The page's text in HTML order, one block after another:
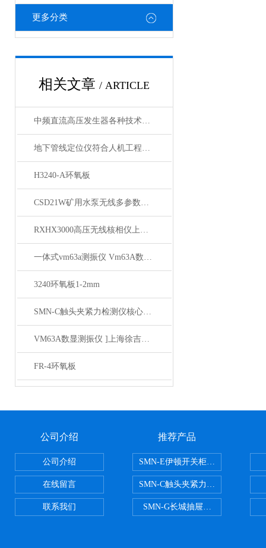
更多分类
相关文章 / ARTICLE
中频直流高压发生器各种技术指标均优于行业标准
地下管线定位仪符合人机工程学原理的设计
H3240-A环氧板
CSD21W矿用水泵无线多参数测试仪
RXHX3000高压无线核相仪上海徐吉电气
一体式vm63a测振仪 Vm63A数显振动仪 上海徐吉推荐
3240环氧板1-2mm
SMN-C触头夹紧力检测仪核心技术优势与性能特点
VM63A数显测振仪 ]上海徐吉电气
FR-4环氧板
公司介绍
公司介绍
在线留言
联系我们
推荐产品
SMN-E伊顿开关柜触头夹紧力检
SMN-C触头夹紧力检测仪
SMN-G长城抽屉开关柜触头夹紧